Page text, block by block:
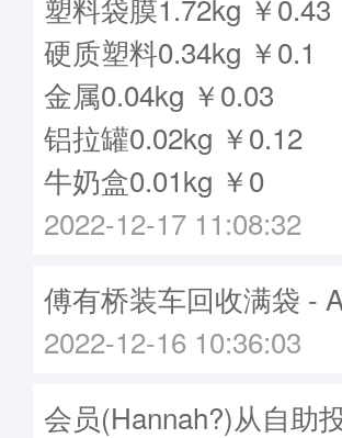
塑料袋膜1.72kg ￥0.43
硬质塑料0.34kg ￥0.1
金属0.04kg ￥0.03
铝拉罐0.02kg ￥0.12
牛奶盒0.01kg ￥0
2022-12-17 11:08:32
傅有桥装车回收满袋 -
2022-12-16 10:36:03
会员(Hannah?)从自助